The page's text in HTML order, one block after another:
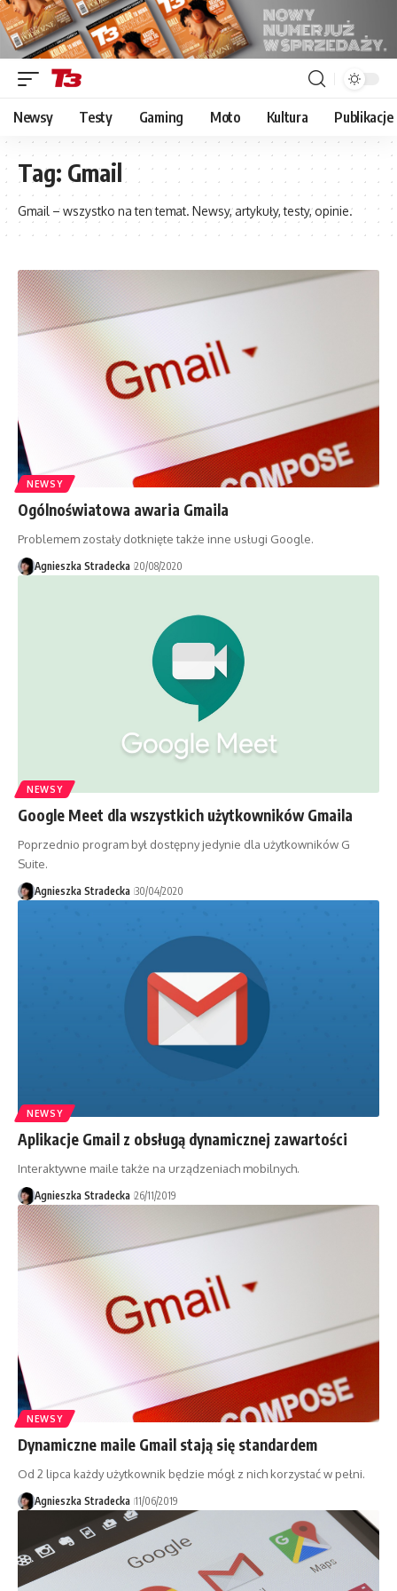
Newsy Testy Gaming Moto Kultura Publikacje
Tag: Gmail
Gmail – wszystko na ten temat. Newsy, artykuły, testy, opinie.
NEWSY
Ogólnoświatowa awaria Gmaila
Problemem zostały dotknięte także inne usługi Google.
Agnieszka Stradecka 20/08/2020
NEWSY
Google Meet dla wszystkich użytkowników Gmaila
Poprzednio program był dostępny jedynie dla użytkowników G
Suite.
Agnieszka Stradecka 30/04/2020
NEWSY
Aplikacje Gmail z obsługą dynamicznej zawartości
Interaktywne maile także na urządzeniach mobilnych.
Agnieszka Stradecka 26/11/2019
NEWSY
Dynamiczne maile Gmail stają się standardem
Od 2 lipca każdy użytkownik będzie mógł z nich korzystać w pełni.
Agnieszka Stradecka 11/06/2019